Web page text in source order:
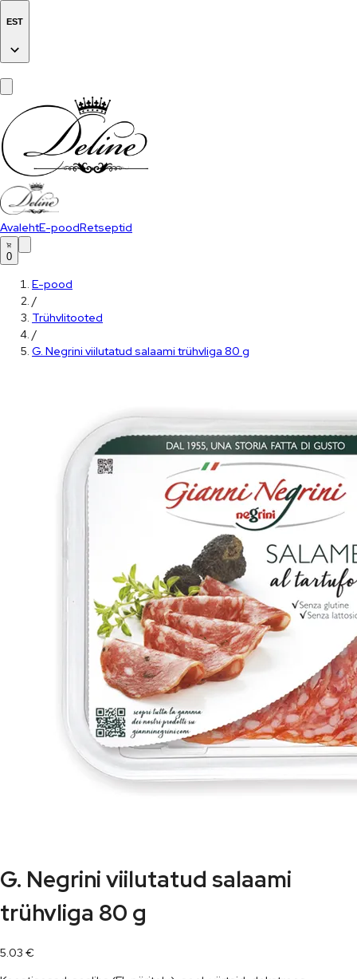
EST
AvalehtE-poodRetseptid
0
E-pood
/
Trühvlitooted
/
G. Negrini viilutatud salaami trühvliga 80 g
G. Negrini viilutatud salaami
trühvliga 80 g
5.03 €